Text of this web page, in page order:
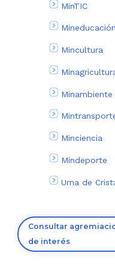
MinTIC
Mineducación
Mincultura
Minambiente
Minciencia
Mindeporte
Urna de
Consultar
de interés